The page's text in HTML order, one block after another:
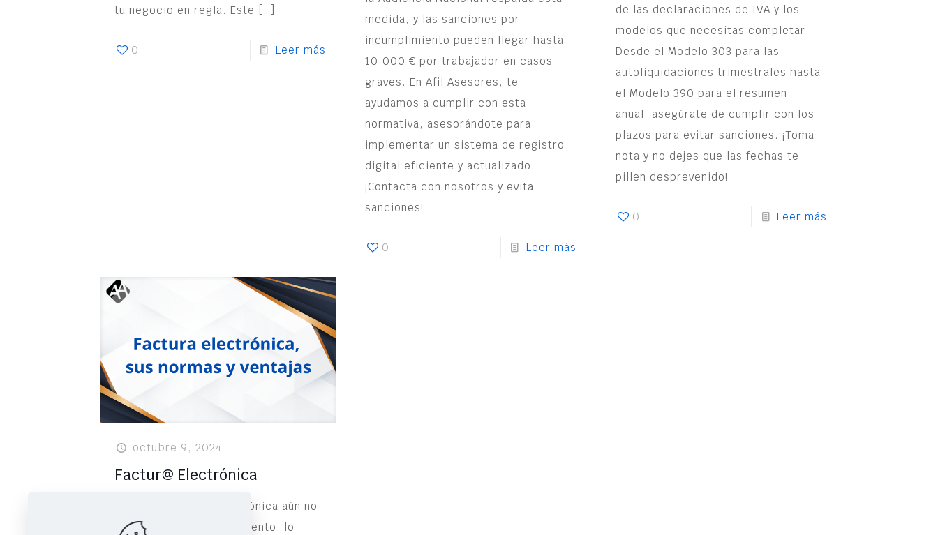
tu negocio en regla. Este […]
0 Leer más
medida, y las sanciones por
incumplimiento pueden llegar hasta
10.000 € por trabajador en casos
graves. En Afil Asesores, te
ayudamos a cumplir con esta
normativa, asesorándote para
implementar un sistema de registro
digital eficiente y actualizado.
¡Contacta con nosotros y evita
sanciones!
0 Leer más
de las declaraciones de IVA y los
modelos que necesitas completar.
Desde el Modelo 303 para las
autoliquidaciones trimestrales hasta
el Modelo 390 para el resumen
anual, asegúrate de cumplir con los
plazos para evitar sanciones. ¡Toma
nota y no dejes que las fechas te
pillen desprevenido!
0 Leer más
octubre 9, 2024
Factur@ Electrónica
Aunque la factura electrónica aún no
es de obligado cumplimiento, lo